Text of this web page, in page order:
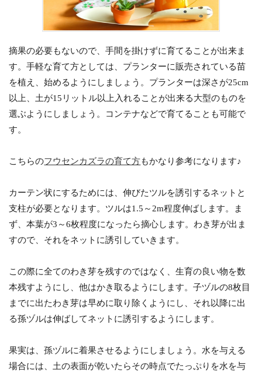
摘果の必要もないので、手間を掛けずに育てることが出来ま
す。手軽な育て方としては、プランターに販売されている苗
を植え、始めるようにしましょう。プランターは深さが25cm
以上、土が15リットル以上入れることが出来る大型のものを
選ぶようにしましょう。コンテナなどで育てることも可能で
す。
こちらのフウセンカズラの育て方もかなり参考になります♪
カーテン状にするためには、伸びたツルを誘引するネットと
支柱が必要となります。ツルは1.5～2m程度伸ばします。ま
ず、本葉が3～6枚程度になったら摘心します。わき芽が出ま
すので、それをネットに誘引していきます。
この際に全てのわき芽を残すのではなく、生育の良い物を数
本残すようにし、他はかき取るようにします。子ヅルの8枚目
までに出たわき芽は早めに取り除くようにし、それ以降に出
る孫ヅルは伸ばしてネットに誘引するようにします。
果実は、孫ヅルに着果させるようにしましょう。水を与える
場合には、土の表面が乾いたらその時点でたっぷりを水を与